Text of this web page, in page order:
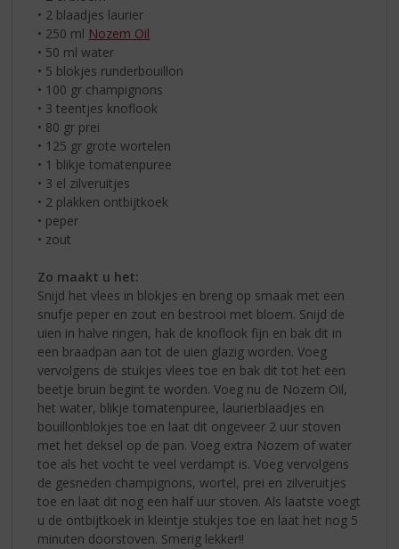
• 2 blaadjes laurier
• 250 ml Nozem Oil
• 50 ml water
• 5 blokjes runderbouillon
• 100 gr champignons
• 3 teentjes knoflook
• 80 gr prei
• 125 gr grote wortelen
• 1 blikje tomatenpuree
• 3 el zilveruitjes
• 2 plakken ontbijtkoek
• peper
• zout
Zo maakt u het:
Snijd het vlees in blokjes en breng op smaak met een
snufje peper en zout en bestrooi met bloem. Snijd de
uien in halve ringen, hak de knoflook fijn en bak dit in
een braadpan aan tot de uien glazig worden. Voeg
vervolgens de stukjes vlees toe en bak dit tot het een
beetje bruin begint te worden. Voeg nu de Nozem Oil,
het water, blikje tomatenpuree, laurierblaadjes en
bouillonblokjes toe en laat dit ongeveer 2 uur stoven
met het deksel op de pan. Voeg extra Nozem of water
toe als het vocht te veel verdampt is. Voeg vervolgens
de gesneden champignons, wortel, prei en zilveruitjes
toe en laat dit nog een half uur stoven. Als laatste voegt
u de ontbijtkoek in kleintje stukjes toe en laat het nog 5
minuten doorstoven. Smerig lekker!!